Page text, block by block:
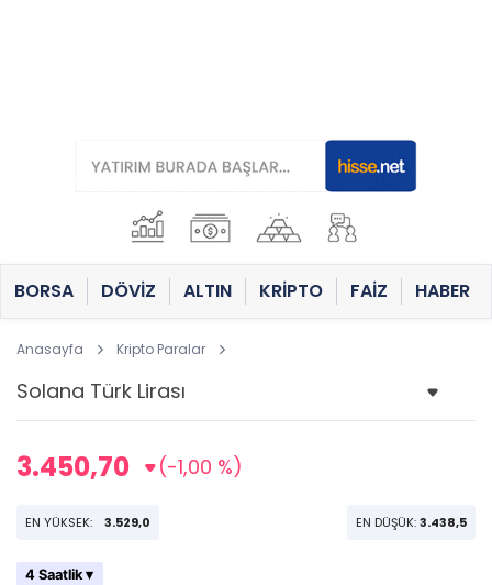
BORSA DÖVİZ ALTIN KRİPTO FAİZ HABER
Anasayfa Kripto Paralar
3.450,70 (-1,00 %)
EN YÜKSEK: 3.529,0 EN DÜŞÜK:3.438,5
4 Saatlik ▾